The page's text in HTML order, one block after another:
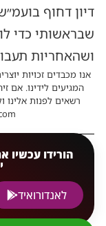
דיון דחוף
שבראשותי כדי
ושהאחריות
אנו מכבדים זכויות
המגיעים לידינו. אם
רשאים לפנות
הורידו עכשיו
לאנדורואיד